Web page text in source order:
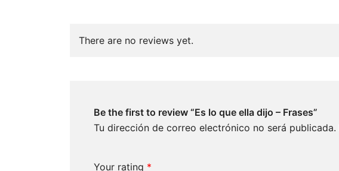
There are no reviews yet.
Be the first to review “Es lo que ella dijo – Frases”
Tu dirección de correo electrónico no será publicada.
Your rating *